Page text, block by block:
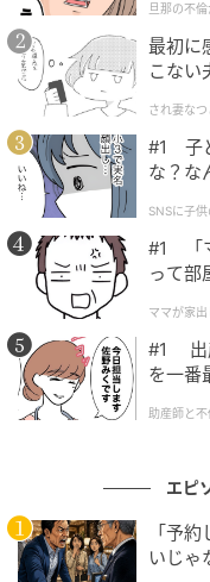
※ベビーカレンダー
めた読者様の体験談
時期：2026年2月）
ムーンカレンダー編
月をもっとラクに快
記事を配信していま
ラクに楽しくなりま
ベビーカレンダー
クリエイター情報
ベビー
索、お
000万
クチャ
旦那の不
最初に
こない
され妻なつ
#1 子
な？な
SNSに子
#1 「
って部
ママが家出
#1 出
を一番
助産師と
エピ
「予
いじゃ